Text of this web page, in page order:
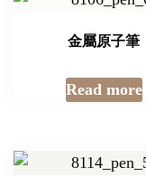
金屬原子筆
Read more